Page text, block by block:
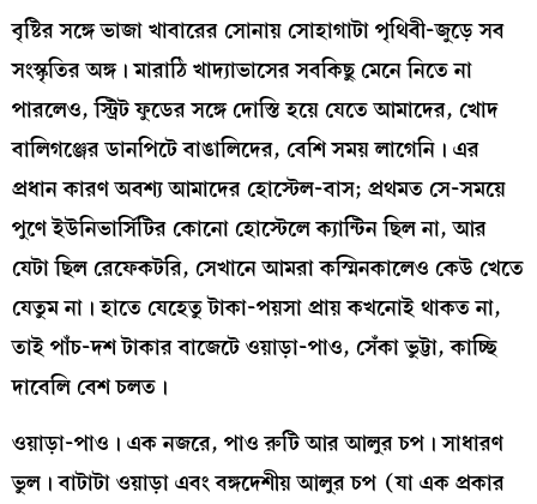
বৃষ্টির সঙ্গে ভাজা খাবারের সোনায় সোহাগাটা পৃথিবী-জুড়ে সব
সংস্কৃতির অঙ্গ। মারাঠি খাদ্যাভাসের সবকিছু মেনে নিতে না
পারলেও, স্ট্রিট ফুডের সঙ্গে দোস্তি হয়ে যেতে আমাদের, খোদ
বালিগঞ্জের ডানপিটে বাঙালিদের, বেশি সময় লাগেনি। এর
প্রধান কারণ অবশ্য আমাদের হোস্টেল-বাস; প্রথমত সে-সময়ে
পুণে ইউনিভার্সিটির কোনো হোস্টেলে ক্যান্টিন ছিল না, আর
যেটা ছিল রেফেকটরি, সেখানে আমরা কস্মিনকালেও কেউ খেতে
যেতুম না। হাতে যেহেতু টাকা-পয়সা প্রায় কখনোই থাকত না,
তাই পাঁচ-দশ টাকার বাজেটে ওয়াড়া-পাও, সেঁকা ভুট্টা, কাচ্ছি
দাবেলি বেশ চলত।
ওয়াড়া-পাও। এক নজরে, পাও রুটি আর আলুর চপ। সাধারণ
ভুল। বাটাটা ওয়াড়া এবং বঙ্গদেশীয় আলুর চপ (যা এক প্রকার